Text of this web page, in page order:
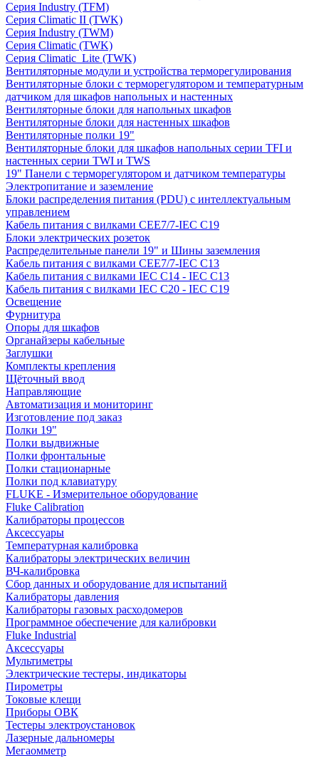
Серия Industry (TFM)
Серия Climatic II (TWK)
Серия Industry (TWM)
Серия Climatic (TWK)
Серия Climatic_Lite (TWK)
Вентиляторные модули и устройства терморегулирования
Вентиляторные блоки с терморегулятором и температурным
датчиком для шкафов напольных и настенных
Вентиляторные блоки для напольных шкафов
Вентиляторные блоки для настенных шкафов
Вентиляторные полки 19"
Вентиляторные блоки для шкафов напольных серии TFI и
настенных серии TWI и TWS
19" Панели с терморегулятором и датчиком температуры
Электропитание и заземление
Блоки распределения питания (PDU) с интеллектуальным
управлением
Кабель питания с вилками CEE7/7-IEC C19
Блоки электрических розеток
Распределительные панели 19" и Шины заземления
Кабель питания с вилками CEE7/7-IEC C13
Кабель питания с вилками IEC C14 - IEC C13
Кабель питания с вилками IEC C20 - IEC C19
Освещение
Фурнитура
Опоры для шкафов
Органайзеры кабельные
Заглушки
Комплекты крепления
Щёточный ввод
Направляющие
Автоматизация и мониторинг
Изготовление под заказ
Полки 19"
Полки выдвижные
Полки фронтальные
Полки стационарные
Полки под клавиатуру
FLUKE - Измерительное оборудование
Fluke Calibration
Калибраторы процессов
Аксессуары
Температурная калибровка
Калибраторы электрических величин
ВЧ-калибровка
Сбор данных и оборудование для испытаний
Калибраторы давления
Калибраторы газовых расходомеров
Программное обеспечение для калибровки
Fluke Industrial
Аксессуары
Мультиметры
Электрические тестеры, индикаторы
Пирометры
Токовые клещи
Приборы ОВК
Тестеры электроустановок
Лазерные дальномеры
Мегаомметр